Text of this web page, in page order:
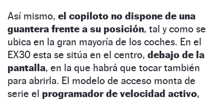
Así mismo, el copiloto no dispone de una
guantera frente a su posición, tal y como se
ubica en la gran mayoría de los coches. En el
EX30 esta se sitúa en el centro, debajo de la
pantalla, en la que habrá que tocar también
para abrirla. El modelo de acceso monta de
serie el programador de velocidad activo,